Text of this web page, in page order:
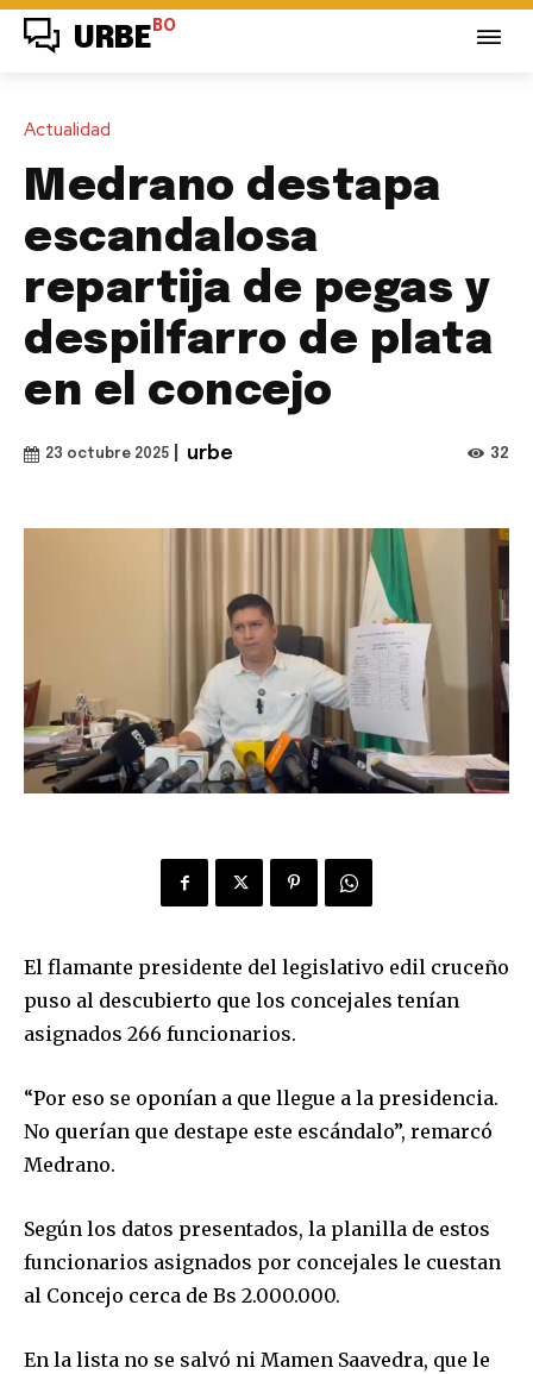
URBE BO
Actualidad
Medrano destapa
escandalosa
repartija de pegas y
despilfarro de plata
en el concejo
23 octubre 2025 urbe 32
El flamante presidente del legislativo edil cruceño
puso al descubierto que los concejales tenían
asignados 266 funcionarios.
“Por eso se oponían a que llegue a la presidencia.
No querían que destape este escándalo”, remarcó
Medrano.
Según los datos presentados, la planilla de estos
funcionarios asignados por concejales le cuestan
al Concejo cerca de Bs 2.000.000.
En la lista no se salvó ni Mamen Saavedra, que le